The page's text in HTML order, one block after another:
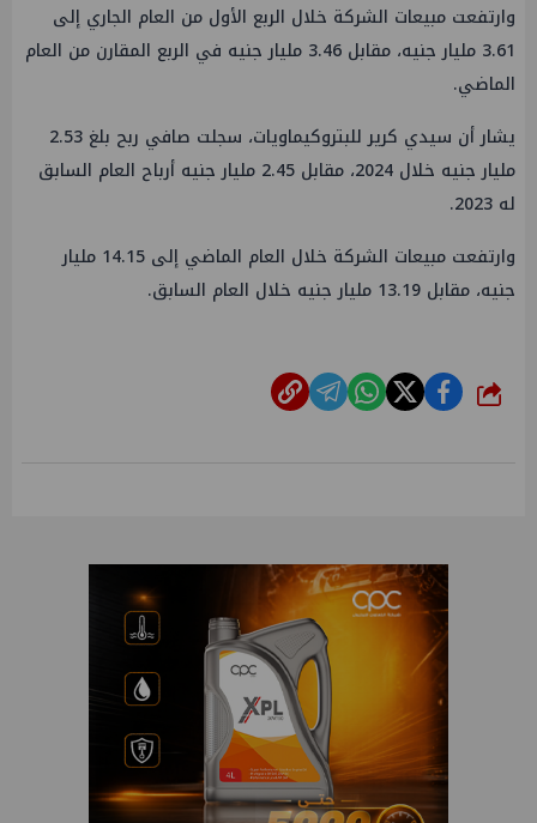
وارتفعت مبيعات الشركة خلال الربع الأول من العام الجاري إلى
3.61 مليار جنيه، مقابل 3.46 مليار جنيه في الربع المقارن من العام
الماضي.
يشار أن سيدي كرير للبتروكيماويات، سجلت صافي ربح بلغ 2.53
مليار جنيه خلال 2024، مقابل 2.45 مليار جنيه أرباح العام السابق
له 2023.
وارتفعت مبيعات الشركة خلال العام الماضي إلى 14.15 مليار
جنيه، مقابل 13.19 مليار جنيه خلال العام السابق.
شارك